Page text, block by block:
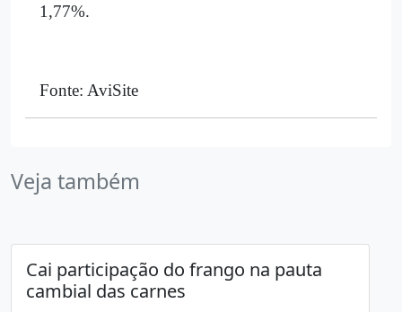
1,77%.
Fonte: AviSite
Veja também
Cai participação do frango na pauta
cambial das carnes